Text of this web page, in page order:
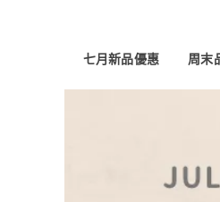
七月新品優惠 周末